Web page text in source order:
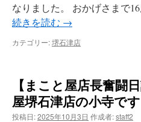
なりました。 おかげさまで
続きを読む →
カテゴリー:堺石津店
【まこと屋店長奮闘
屋堺石津店の小寺です
投稿日:2025年10月3日 作成者:staff2